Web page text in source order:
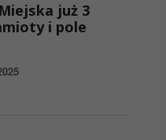
już 3
i pole